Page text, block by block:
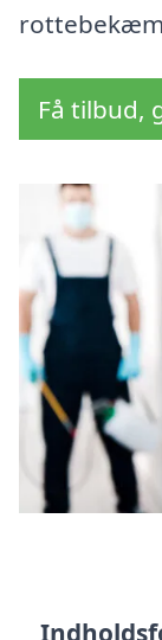
Få tilbud,